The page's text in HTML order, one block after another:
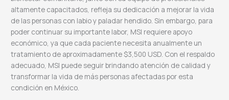
altamente capacitados, refleja su dedicación a mejorar la vida
de las personas con labio y paladar hendido. Sin embargo, para
poder continuar su importante labor, MSI requiere apoyo
económico, ya que cada paciente necesita anualmente un
tratamiento de aproximadamente $3,500 USD. Con el respaldo
adecuado, MSI puede seguir brindando atención de calidad y
transformar la vida de más personas afectadas por esta
condición en México.